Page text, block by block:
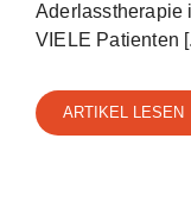
Aderlasstherapie
VIELE Patienten
ARTIKEL LESEN